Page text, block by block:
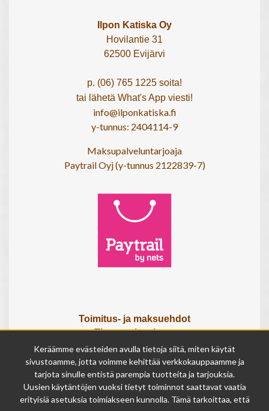
Ilpon Katiska Oy
Hovilantie 31
62500 Evijärvi
p. (06) 765 1225 soita!
tai lähetä What's App viesti!
info@ilponkatiska.fi
y-tunnus: 2404114-9
Maksupalveluntarjoaja
Paytrail Oyj (y-tunnus 2122839-7)
Toimitus- ja maksuehdot
Tietosuojaseloste
Tietoa meistä
Osta lahjakortti
Tilauksen peruutuslomake
Olemme avoinna
Keräämme evästeiden avulla tietoja siitä, miten käytät
sivustoamme, jotta voimme kehittää verkkokauppaamme ja
tarjota sinulle entistä parempia tuotteita ja tarjouksia.
Uusien käytäntöjen vuoksi tietyt toiminnot saattavat vaatia
erityisiä asetuksia toimiakseen kunnolla. Tämä tarkoittaa, että